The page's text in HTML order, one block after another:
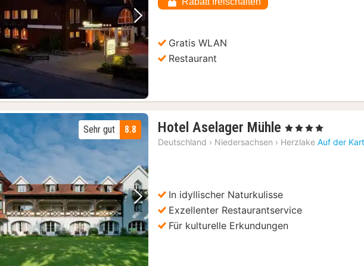
Vorheriges Bild Nächstes Bild
Gratis WLAN
Restaurant
Vorheriges Bild Nächstes Bild
8.8
Sehr gut Hotel Aselager Mühle 1
Nacht
, 4 Sterne
Deutschland › Niedersachsen › Herzlake Auf der
In idyllischer Naturkulisse
Exzellenter Restaurantservice
Für kulturelle Erkundungen